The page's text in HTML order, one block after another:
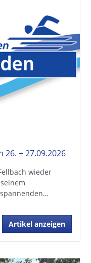
+ 27.09.2026
wieder
Artikel anzeigen